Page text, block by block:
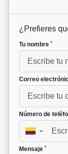
¿Prefieres
Tu nombre *
Correo
Número de
▼
Mensaje *